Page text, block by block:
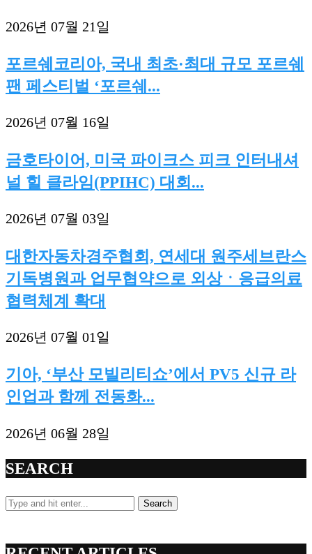
2026년 07월 21일
포르쉐코리아, 국내 최초·최대 규모 포르쉐
팬 페스티벌 ‘포르쉐...
2026년 07월 16일
금호타이어, 미국 파이크스 피크 인터내셔
널 힐 클라임(PPIHC) 대회...
2026년 07월 03일
대한자동차경주협회, 연세대 원주세브란스
기독병원과 업무협약으로 외상ㆍ응급의료
협력체계 확대
2026년 07월 01일
기아, ‘부산 모빌리티쇼’에서 PV5 신규 라
인업과 함께 전동화...
2026년 06월 28일
SEARCH
Search